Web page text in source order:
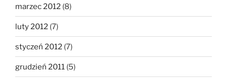
marzec 2012 (8)
luty 2012 (7)
styczeń 2012 (7)
grudzień 2011 (5)